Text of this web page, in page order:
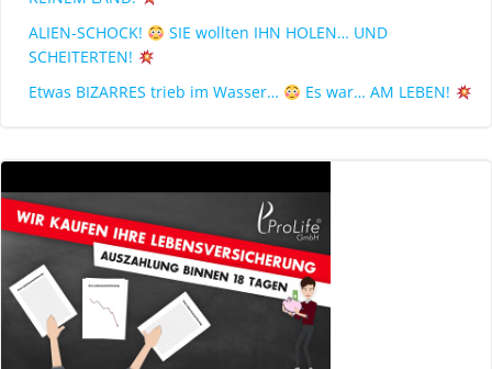
ALIEN-SCHOCK!
SIE wollten IHN HOLEN… UND
SCHEITERTEN!
Etwas BIZARRES trieb im Wasser…
Es war… AM LEBEN!